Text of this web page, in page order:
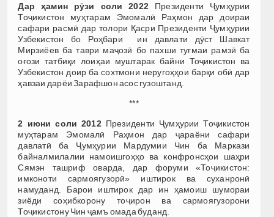
Дар ҳамин рӯзи соли 2022 Президенти Ҷумҳурии
Тоҷикистон муҳтарам Эмомалӣ Раҳмон дар доираи
сафари расмӣ дар толори Қасри Президенти Ҷумҳурии
Узбекистон бо Роҳбари ин давлати дӯст Шавкат
Мирзиёев ба таври маҷозӣ бо пахши тугмаи рамзӣ ба
оғози татбиқи лоиҳаи муштарак байни Тоҷикистон ва
Узбекистон доир ба сохтмони неругоҳҳои барқи обӣ дар
ҳавзаи дарёи Зарафшон асос гузоштанд.
***
2 июни соли 2012Президенти Ҷумҳурии Тоҷикистон
муҳтарам Эмомалӣ Раҳмон дар ҷараёни сафари
давлатӣ ба Ҷумҳурии Мардумии Чин ба Маркази
байналмилалии намоишгоҳҳо ва конфронсҳои шаҳри
Сямэн ташриф оварда, дар форуми «Тоҷикистон:
имконоти сармоягузорӣ» иштирок ва суханронӣ
намуданд. Барои иштирок дар ин ҳамоиш шумораи
зиёди соҳибкорону тоҷирон ва сармоягузорони
Тоҷикистону Чин ҷамъ омада буданд.